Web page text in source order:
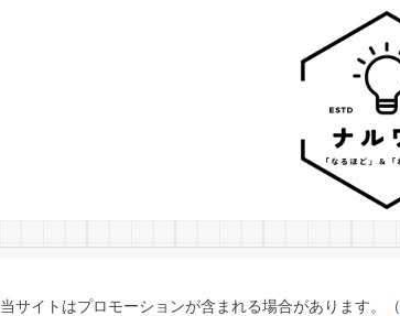
当サイトはプロモーションが含まれる場合があります。（